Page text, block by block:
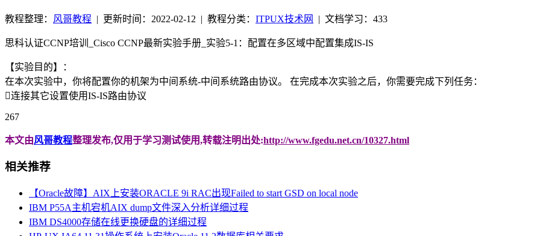
教程整理： 风哥教程 | 更新时间：2022-02-12 | 教程分类： ITPUX技术网 | 文档学习：433
思科认证CCNP培训_Cisco CCNP最新实验手册_实验5-1：配置在多区域中配置集成IS-IS
【实验目的】：
在本次实验中，你将配置你的机架为中间系统-中间系统路由协议。 在完成本次实验之后，你需要完成下列任务：
连接其它设置使用IS-IS路由协议
267
本文由风哥教程整理发布,仅用于学习测试使用,转载注明出处:http://www.fgedu.net.cn/10327.html
相关推荐
【Oracle故障】AIX上安装ORACLE 9i RAC出现Failed to start GSD on local node
IBM P55A主机宕机AIX dump文件深入分析详细过程
IBM DS4000存储在线更换硬盘的详细过程